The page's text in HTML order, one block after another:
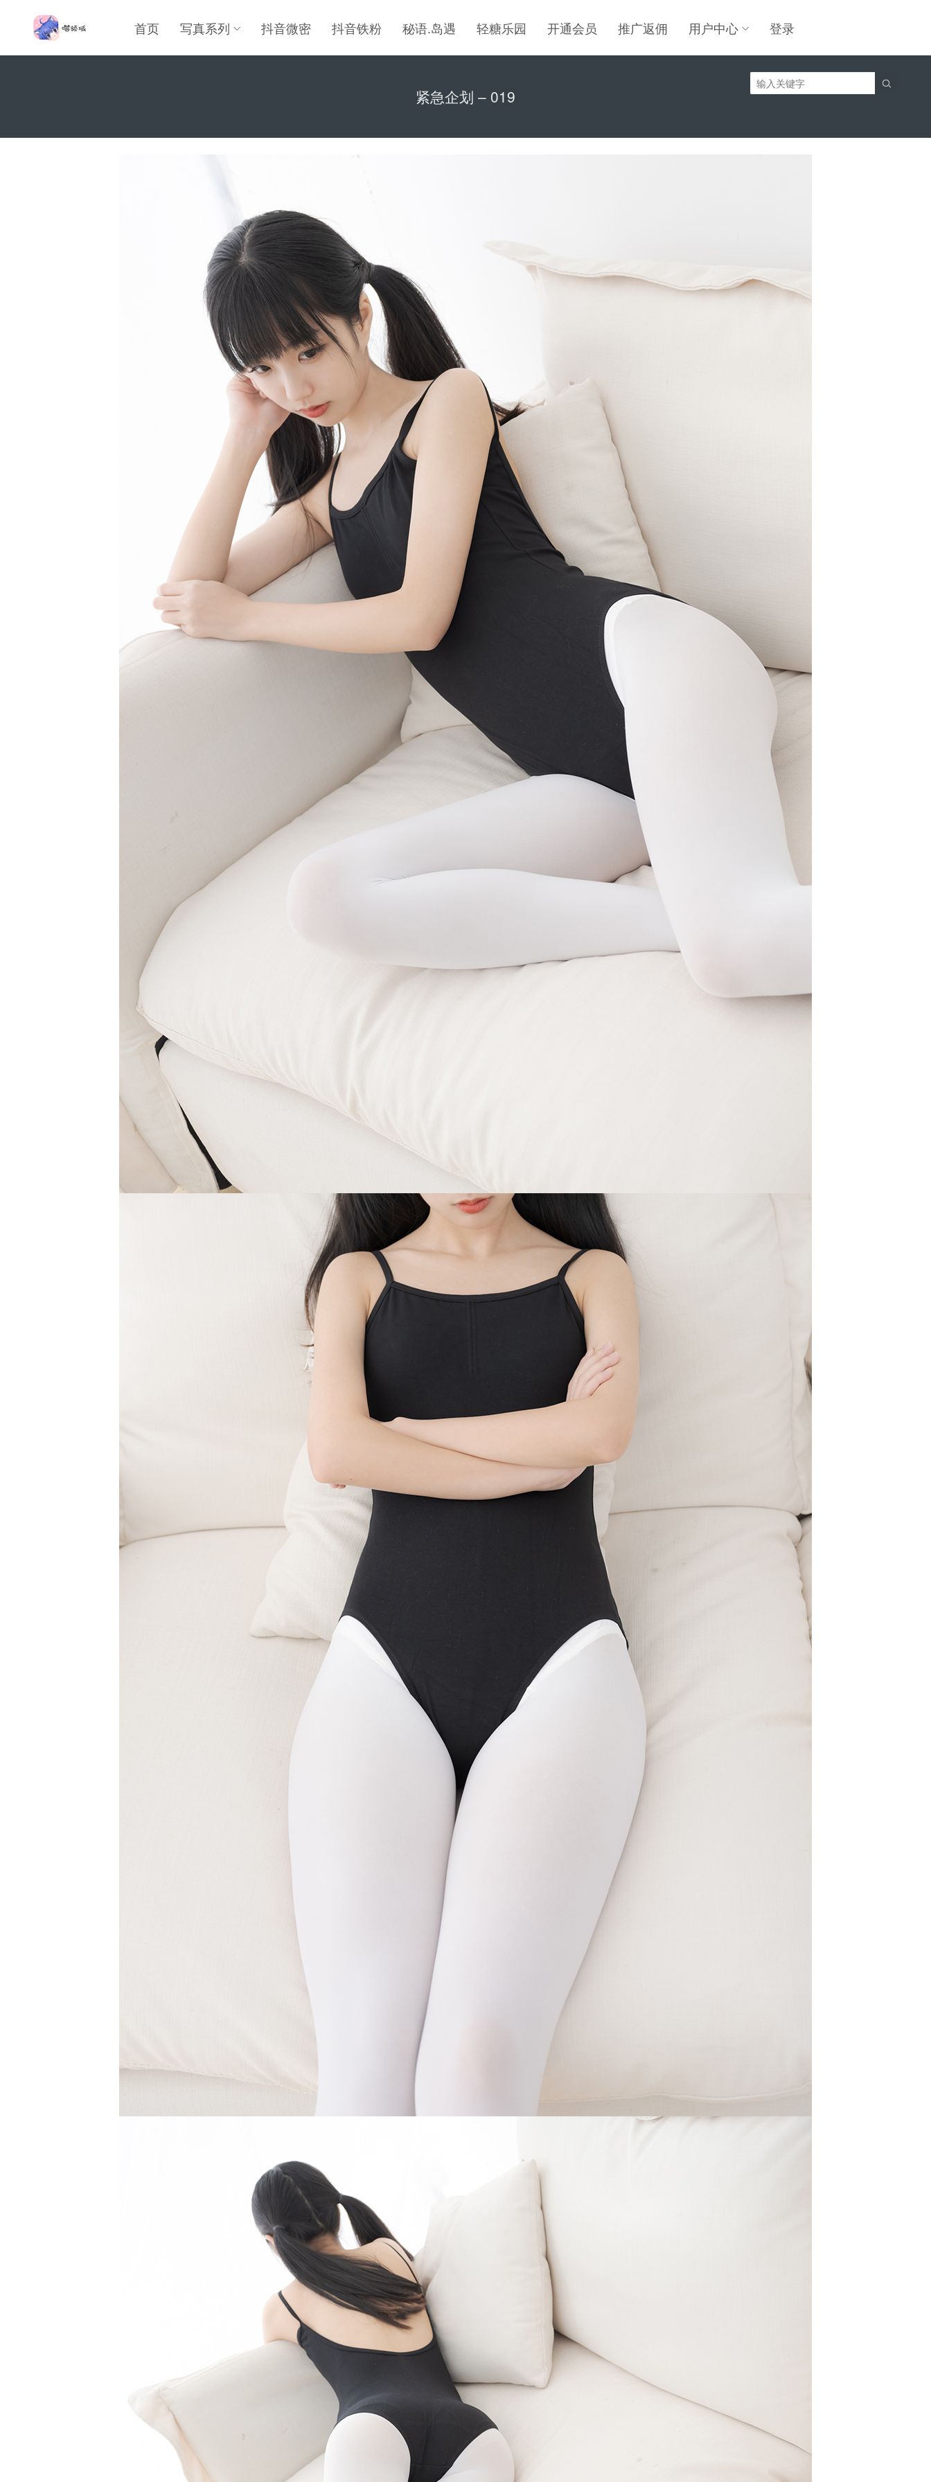
首页 写真系列 抖音微密 抖音铁粉 秘语.岛遇 轻糖乐园 开通会员 推广返佣 用户中心 登录

紧急企划 – 019